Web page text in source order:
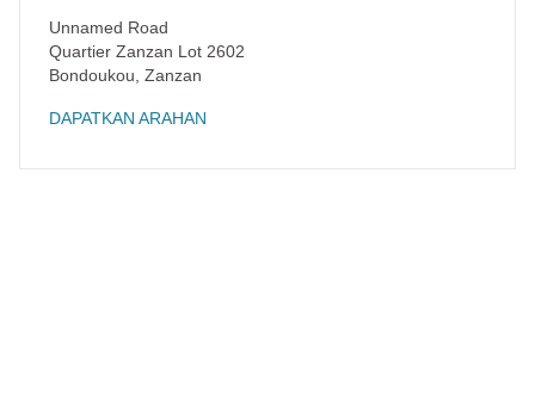
Unnamed Road
Quartier Zanzan Lot 2602
Bondoukou Zanzan
DAPATKAN ARAHAN